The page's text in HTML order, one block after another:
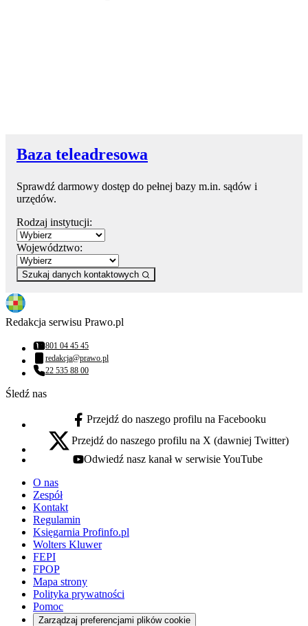
Baza teleadresowa
Sprawdź darmowy dostęp do pełnej bazy m.in. sądów i
urzędów.
Rodzaj instytucji:
Województwo:
Szukaj danych kontaktowych
Redakcja serwisu Prawo.pl
Numer telefonu:
801 04 45 45
Adres email:
redakcja@prawo.pl
Numer telefonu:
22 535 88 00
Śledź nas
facebook - otwiera się w nowej karcie
Przejdź do naszego profilu na Facebooku
x - otwiera się w nowej karcie
Przejdź do naszego profilu na X (dawniej Twitter)
youtube - otwiera się w nowej karcie
Odwiedź nasz kanał w serwisie YouTube
O nas
Zespół
Kontakt
Regulamin
Księgarnia Profinfo.pl
Wolters Kluwer
FEPI
FPOP
Mapa strony
Polityka prywatności
Pomoc
Zarządzaj preferencjami plików cookie